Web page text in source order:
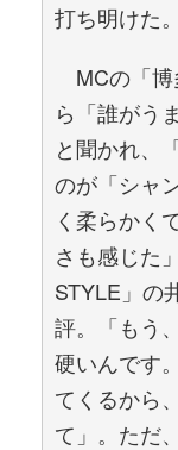
打ち明けた。
MCの「博
ら「誰がう
と聞かれ、
のが「シャ
く柔らかく
さも感じた
STYLE」の
評。「もう
硬いんです
てくるから
て」。ただ